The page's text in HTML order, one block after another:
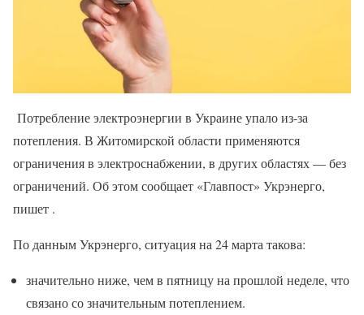
Потребление электроэнергии в Украине упало из-за
потепления. В Житомирской области применяются
ограничения в электроснабжении, в других областях — без
ограничений. Об этом сообщает «Главпост» Укрэнерго,
пишет .
По данным Укрэнерго, ситуация на 24 марта такова:
значительно ниже, чем в пятницу на прошлой неделе, что
связано со значительным потеплением.